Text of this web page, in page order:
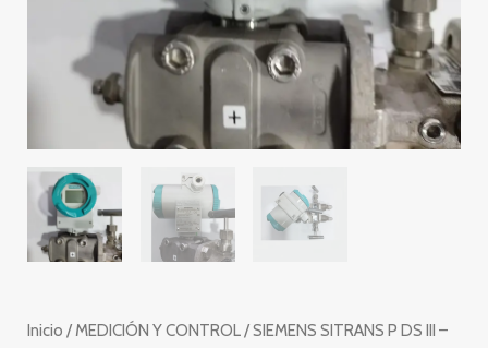
Inicio /MEDICIÓN Y CONTROL/ SIEMENS SITRANS P DS III –